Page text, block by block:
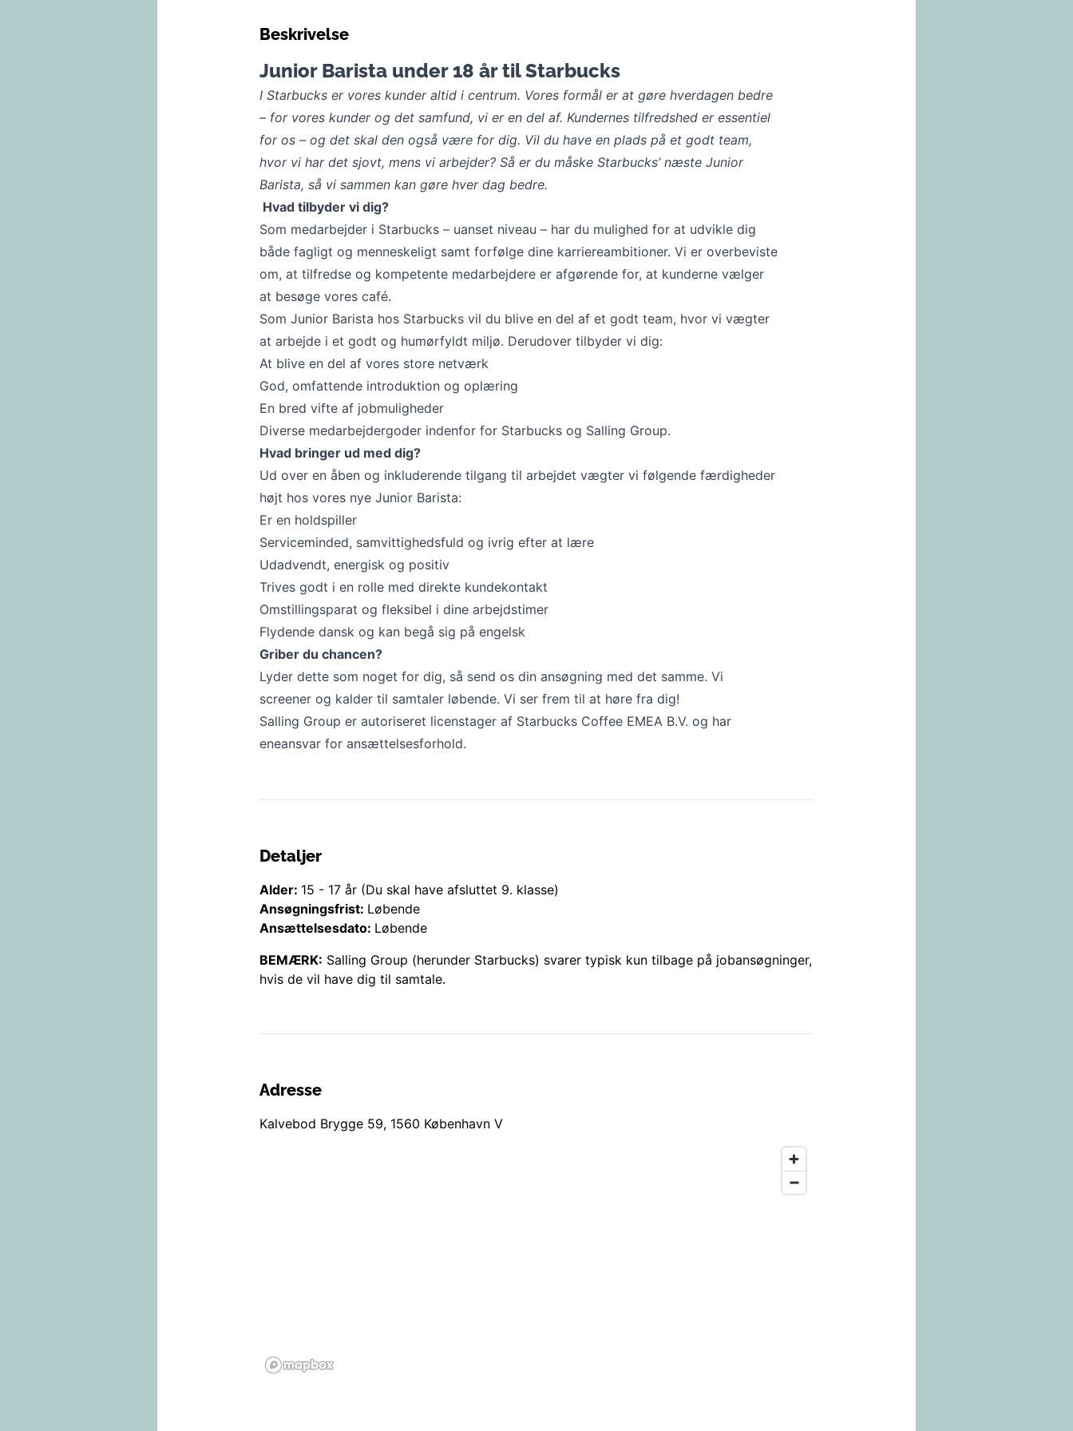
Beskrivelse
Junior Barista under 18 år til Starbucks
I Starbucks er vores kunder altid i centrum. Vores formål er at gøre hverdagen bedre
– for vores kunder og det samfund, vi er en del af. Kundernes tilfredshed er essentiel
for os – og det skal den også være for dig. Vil du have en plads på et godt team,
hvor vi har det sjovt, mens vi arbejder? Så er du måske Starbucks’ næste Junior
Barista, så vi sammen kan gøre hver dag bedre.
Hvad tilbyder vi dig?
Som medarbejder i Starbucks – uanset niveau – har du mulighed for at udvikle dig
både fagligt og menneskeligt samt forfølge dine karriereambitioner. Vi er overbeviste
om, at tilfredse og kompetente medarbejdere er afgørende for, at kunderne vælger
at besøge vores café.
Som Junior Barista hos Starbucks vil du blive en del af et godt team, hvor vi vægter
at arbejde i et godt og humørfyldt miljø. Derudover tilbyder vi dig:
At blive en del af vores store netværk
God, omfattende introduktion og oplæring
En bred vifte af jobmuligheder
Diverse medarbejdergoder indenfor for Starbucks og Salling Group.
Hvad bringer ud med dig?
Ud over en åben og inkluderende tilgang til arbejdet vægter vi følgende færdigheder
højt hos vores nye Junior Barista:
Er en holdspiller
Serviceminded, samvittighedsfuld og ivrig efter at lære
Udadvendt, energisk og positiv
Trives godt i en rolle med direkte kundekontakt
Omstillingsparat og fleksibel i dine arbejdstimer
Flydende dansk og kan begå sig på engelsk
Griber du chancen?
Lyder dette som noget for dig, så send os din ansøgning med det samme. Vi
screener og kalder til samtaler løbende. Vi ser frem til at høre fra dig!
Salling Group er autoriseret licenstager af Starbucks Coffee EMEA B.V. og har
eneansvar for ansættelsesforhold.
Detaljer
Alder: 15 - 17 år (Du skal have afsluttet 9. klasse)
Ansøgningsfrist: Løbende
Ansættelsesdato: Løbende
BEMÆRK: Salling Group (herunder Starbucks) svarer typisk kun tilbage på jobansøgninger,
hvis de vil have dig til samtale.
Adresse
Kalvebod Brygge 59, 1560 København V